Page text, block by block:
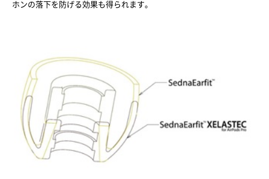
ホンの落下を防げる効果も得られます。